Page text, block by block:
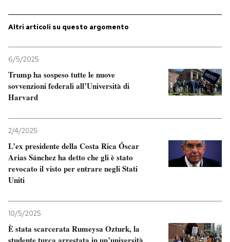
Altri articoli su questo argomento
6/5/2025
Trump ha sospeso tutte le nuove
sovvenzioni federali all’Università di
Harvard
2/4/2025
L’ex presidente della Costa Rica Óscar
Arias Sánchez ha detto che gli è stato
revocato il visto per entrare negli Stati
Uniti
10/5/2025
È stata scarcerata Rumeysa Ozturk, la